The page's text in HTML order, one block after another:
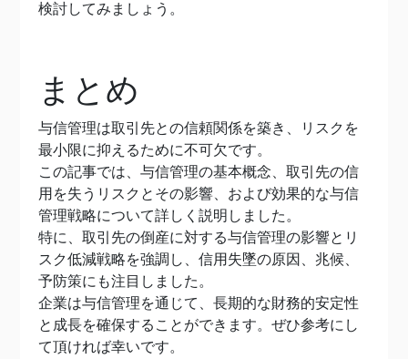
検討してみましょう。
まとめ
与信管理は取引先との信頼関係を築き、リスクを
最小限に抑えるために不可欠です。
この記事では、与信管理の基本概念、取引先の信
用を失うリスクとその影響、および効果的な与信
管理戦略について詳しく説明しました。
特に、取引先の倒産に対する与信管理の影響とリ
スク低減戦略を強調し、信用失墜の原因、兆候、
予防策にも注目しました。
企業は与信管理を通じて、長期的な財務的安定性
と成長を確保することができます。ぜひ参考にし
て頂ければ幸いです。